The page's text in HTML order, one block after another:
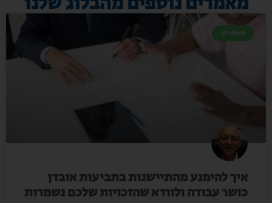
מאמרים
איך להימנע מהתיישנות בתביעות אובדן
כושר עבודה ולוודא שהזכויות שלכם נשמרות